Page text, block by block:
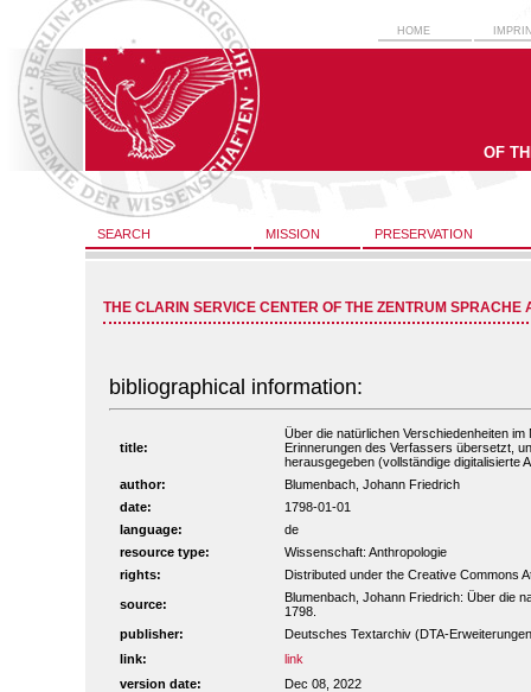
HOME
OF
SEARCH MISSION PRESERVATION
THE CLARIN SERVICE CENTER OF THE ZENTRUM SPRACHE
bibliographical information:
title:
Über die natürlichen Verschiedenheiten
Erinnerungen des Verfassers übersetzt,
herausgegeben (vollständige digitalisierte
author:
Blumenbach, Johann Friedrich
date:
1798-01-01
language:
de
resource type:
Wissenschaft: Anthropologie
rights:
Distributed under the Creative Commons
source:
Blumenbach, Johann Friedrich: Über die
1798.
publisher:
Deutsches Textarchiv (DTA-
link:
link
version date:
Dec 08, 2022